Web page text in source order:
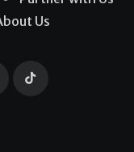
Us